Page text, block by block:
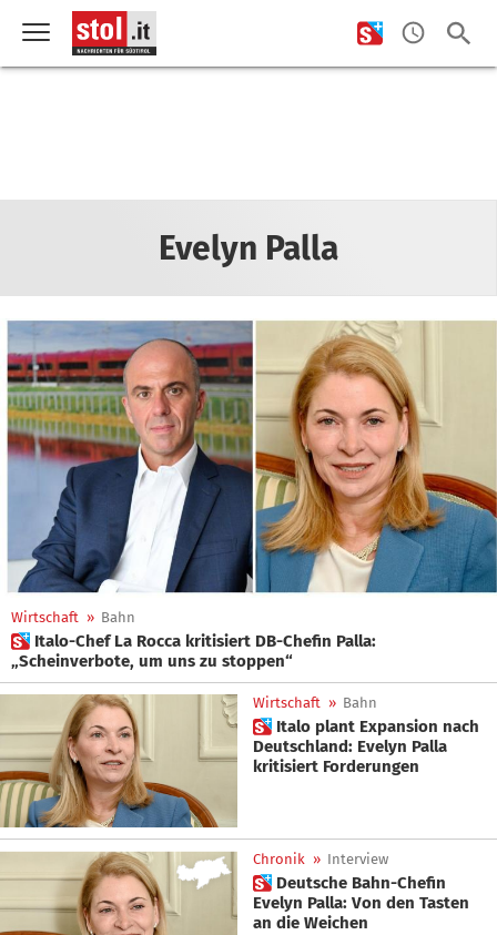
Evelyn Palla
Wirtschaft » Bahn
 Italo-Chef La Rocca kritisiert DB-Chefin Palla:
„Scheinverbote, um uns zu stoppen“
Wirtschaft » Bahn
 Italo plant Expansion nach
Deutschland: Evelyn Palla
kritisiert Forderungen
Chronik » Interview
 Deutsche Bahn-Chefin
Evelyn Palla: Von den Tasten
an die Weichen